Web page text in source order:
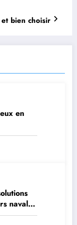
bien choisir
en
naval et